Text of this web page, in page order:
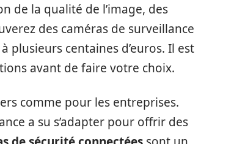
de la qualité de l’image, des
des caméras de surveillance
plusieurs centaines d’euros. Il est
avant de faire votre choix.
comme pour les entreprises.
a su s’adapter pour offrir des